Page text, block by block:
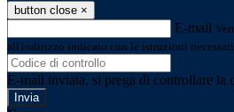
button close ×
E-mail
all'indirizzo indicato con le istruzioni
E-mail inviata, si prega di controllare la